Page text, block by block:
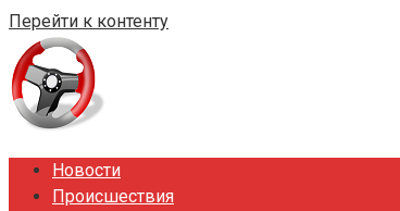
Перейти к контенту
Новости
Происшествия